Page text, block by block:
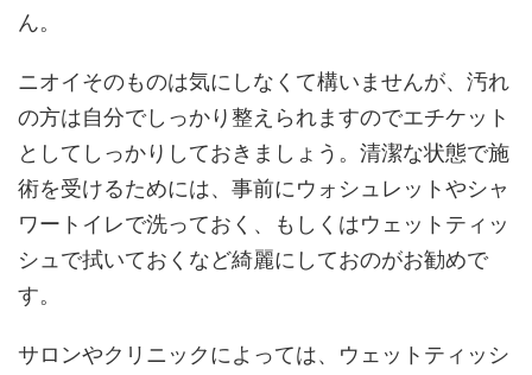
ん。
ニオイそのものは気にしなくて構いませんが、汚れ
の方は自分でしっかり整えられますのでエチケット
としてしっかりしておきましょう。清潔な状態で施
術を受けるためには、事前にウォシュレットやシャ
ワートイレで洗っておく、もしくはウェットティッ
シュで拭いておくなど綺麗にしておのがお勧めで
す。
サロンやクリニックによっては、ウェットティッシ